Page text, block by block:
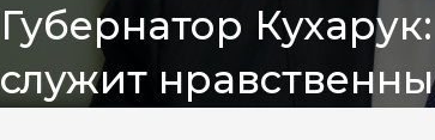
Губернатор
служит